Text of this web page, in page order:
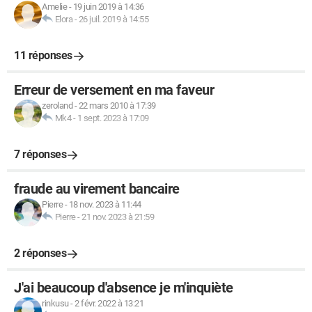
Amelie- 19 juin 2019 à 14:36
Elora -26 juil. 2019 à 14:55
11 réponses
Erreur de versement en ma faveur
zeroland -22 mars 2010 à 17:39
Mk4- 1 sept. 2023 à 17:09
7 réponses
fraude au virement bancaire
Pierre- 18 nov. 2023 à 11:44
Pierre-21 nov. 2023 à 21:59
2 réponses
J'ai beaucoup d'absence je m'inquiète
rinkusu-2 févr. 2022 à 13:21